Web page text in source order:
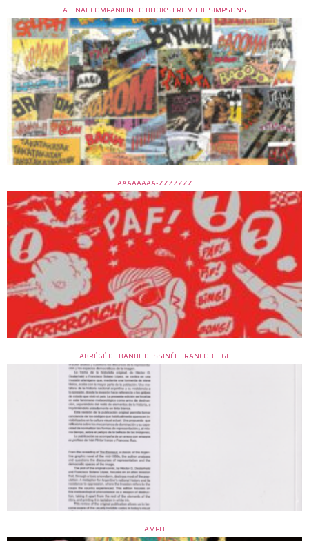
A FINAL COMPANION TO BOOKS FROM THE SIMPSONS
AAAAAAAA-ZZZZZZZ
ABRÉGÉ DE BANDE DESSINÉE FRANCOBELGE
AMPO